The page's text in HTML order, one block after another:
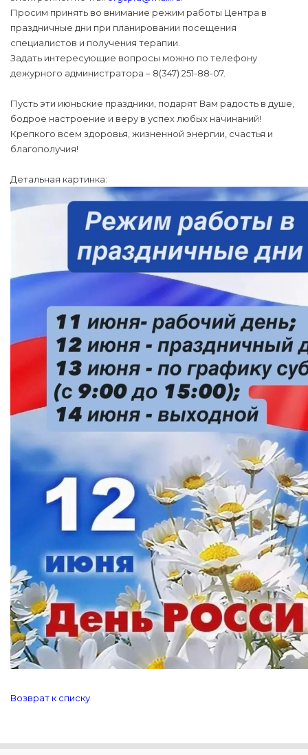
Просим принять во внимание режим работы Центра в
праздничные дни при планировании посещения
специалистов и получения терапии.
Задать интересующие вопросы можно по телефону
дежурного администратора – 8(347) 251-88-07.
Пусть эти июньские праздники, подарят Вам радость в душе,
бодрое настроение и веру в успех любых начинаний!
Крепкого всем здоровья, жизненной энергии, счастья и
благополучия!
Детальная картинка:
Возврат к списку